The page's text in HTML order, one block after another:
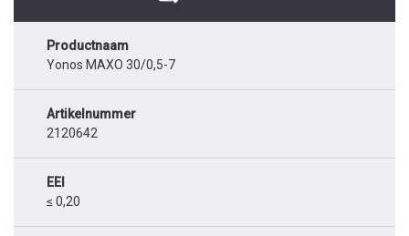
Productnaam
Yonos MAXO 30/0,5-7
Artikelnummer
2120642
EEI
≤ 0,20